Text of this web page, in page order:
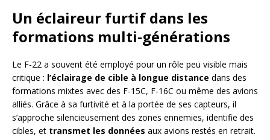
Un éclaireur furtif dans les
formations multi-générations
Le F-22 a souvent été employé pour un rôle peu visible mais
critique : l’éclairage de cible à longue distance dans des
formations mixtes avec des F-15C, F-16C ou même des avions
alliés. Grâce à sa furtivité et à la portée de ses capteurs, il
s’approche silencieusement des zones ennemies, identifie des
cibles, et transmet les données aux avions restés en retrait.